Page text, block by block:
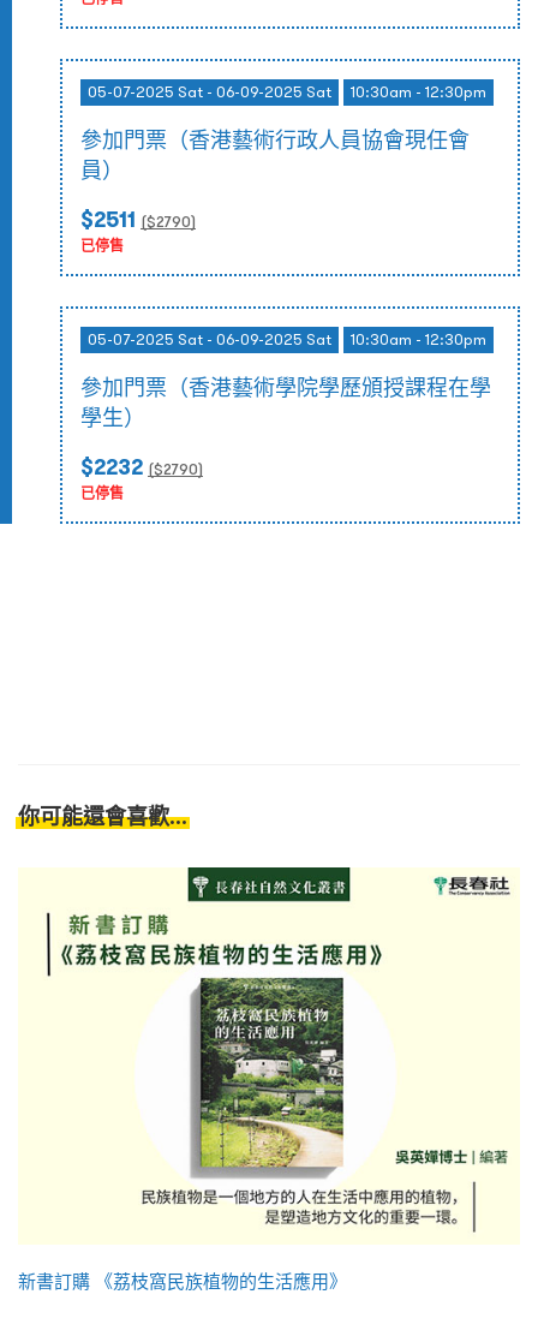
05-07-2025 Sat - 06-09-2025 Sat 10:30am - 12:30pm
參加門票（香港藝術行政人員協會現任會
員）
$2511 ($2790)
已停售
05-07-2025 Sat - 06-09-2025 Sat 10:30am - 12:30pm
參加門票（香港藝術學院學歷頒授課程在學
學生）
$2232 ($2790)
已停售
你可能還會喜歡...
新書訂購 《荔枝窩民族植物的生活應用》